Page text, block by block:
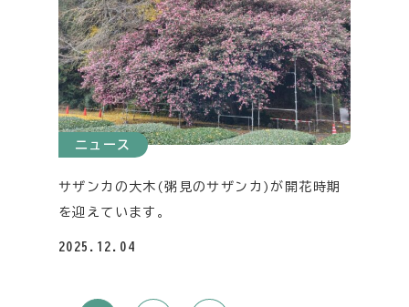
ニュース
サザンカの大木(粥見のサザンカ)が開花時期
を迎えています。
2025.12.04